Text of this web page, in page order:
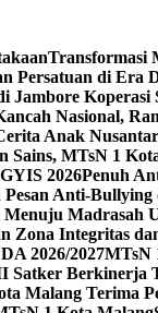
Transformasi
Persatuan di Era
Jambore Koperasi
Nasional,
Anak
Sains, MTsN 1
2026Penuh
Anti-
Menuju Madrasah
Integritas
2026/2027MTsN
Satker Berkinerja
Malang Terima